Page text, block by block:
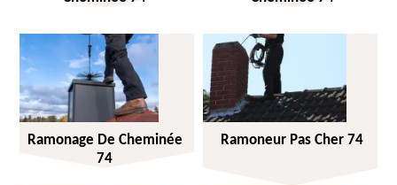
Ramonage De Cheminée
74
Ramoneur Pas Cher 74